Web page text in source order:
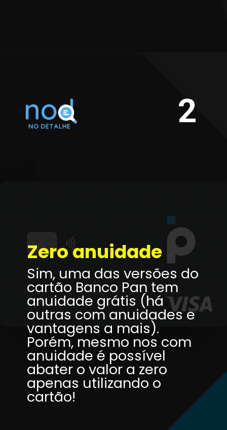
Sim, uma das versões do
cartão Banco Pan tem
anuidade grátis (há
outras com anuidades e
vantagens a mais).
Porém, mesmo nos com
anuidade é possível
abater o valor a zero
apenas utilizando o
cartão!
Zero anuidade
2